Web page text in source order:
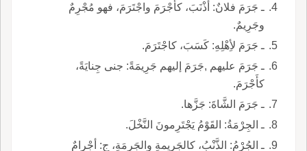
ـ جَرَمَ فلانٌ: أذْنَبَ، كأَجْرَمَ واجْتَرَمَ، فهو مُجْرِمٌ
وجَرِيمٌ.
ـ جَرَمَ لأِهْلِهِ: كَسَبَ، كاجْتَرَمَ.
ـ جَرَمَ عليهم ,جَرَمَ إليهم جَرِيمَةً: جنى جِنايَةً،
كأَجْرَمَ.
ـ جَرَمَ الشَّاةَ: جَزَّها.
ـ الجِرْمَةُ: القَوْمُ يَجْتَرِمونَ النَّخْلَ.
ـ الجُرْمُ: الذَّنْبُ، كالجَرِيمةِ والجَرِمَةِ، ج: أجْرامٌ